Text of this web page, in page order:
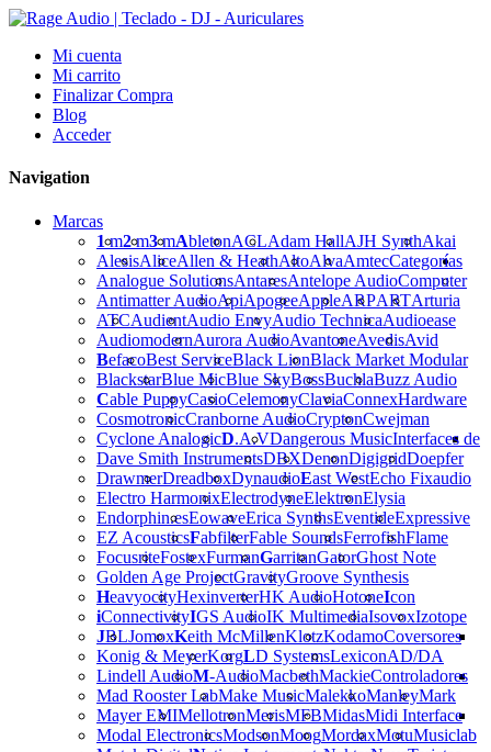
Mi cuenta
Mi carrito
Finalizar Compra
Blog
Acceder
Navigation
Marcas
1m2m3mAbletonACLAdam HallAJH SynthAkai
AlesisAliceAllen & HeathAltoAlvaAmtec
Analogue SolutionsAntaresAntelope Audio
Antimatter AudioApiApogeeAppleARPARTArturia
ATCAudientAudio EnvyAudio TechnicaAudioease
AudiomodernAurora AudioAvantoneAvedisAvid
BefacoBest ServiceBlack LionBlack Market Modular
BlackstarBlue MicBlue SkyBossBuchlaBuzz Audio
Cable PuppyCasioCelemonyClaviaConnex
CosmotronicCranborne AudioCryptonCwejman
Cyclone AnalogicD.A.VDangerous Music
Dave Smith InstrumentsDBXDenonDigigridDoepfer
DrawmerDreadboxDynaudioEast WestEcho Fix
Electro HarmonixElectrodyneElektronElysia
Endorphin.esEowaveErica SynthsEventideExpressive
EZ AcousticsFabfilterFable SoundsFerrofishFlame
FocusriteFostexFurmanGarritanGatorGhost Note
Golden Age ProjectGravityGroove Synthesis
HeavyocityHexinverterHK AudioHotoneIcon
iConnectivityIGS AudioIK MultimediaIsovoxIzotope
JBLJomoxKeith McMillenKlotzKodamo
Konig & MeyerKorgLD SystemsLexicon
Lindell AudioM-AudioMacbethMackie
Mad Rooster LabMake MusicMalekkoManleyMark
Mayer EMIMellotronMerisMFBMidas
Modal ElectronicsModsonMoogMordaxMotuMusiclab
Categorías
Computer
Hardware
Interfaces de
audio
Coversores
AD/DA
Controladores
Midi Interface